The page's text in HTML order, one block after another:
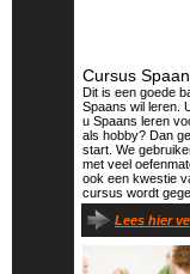
Cursus
Dit is een goede
Spaans wil leren.
u Spaans leren
als hobby? Dan
start. We
met veel
ook een kwestie
cursus wordt
Lees hier